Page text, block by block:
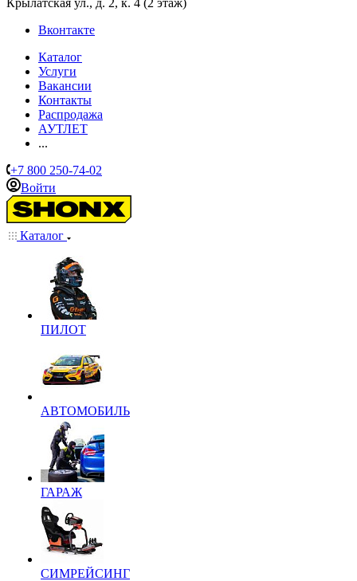
Крылатская ул., д. 2, к. 4 (2 этаж)
Вконтакте
Каталог
Услуги
Вакансии
Контакты
Распродажа
АУТЛЕТ
...
+7 800 250-74-02
Войти
Каталог
ПИЛОТ
АВТОМОБИЛЬ
ГАРАЖ
СИМРЕЙСИНГ